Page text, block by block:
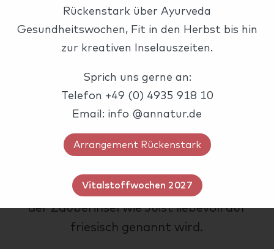
Rückenstark über Ayurveda
Gesundheitswochen, Fit in den Herbst bis hin
zur kreativen Inselauszeiten.
Sprich uns gerne an:
Telefon +49 (0) 4935 918 10
Email: info @annatur.de
Arrangement Rückenstark
Vitalstoffwochen 2027
Herzlich Willkommen
im Haus AnNatur und auf Töwerland,
der Zauberinsel wie Juist liebevoll auf
friesisch genannt wird.